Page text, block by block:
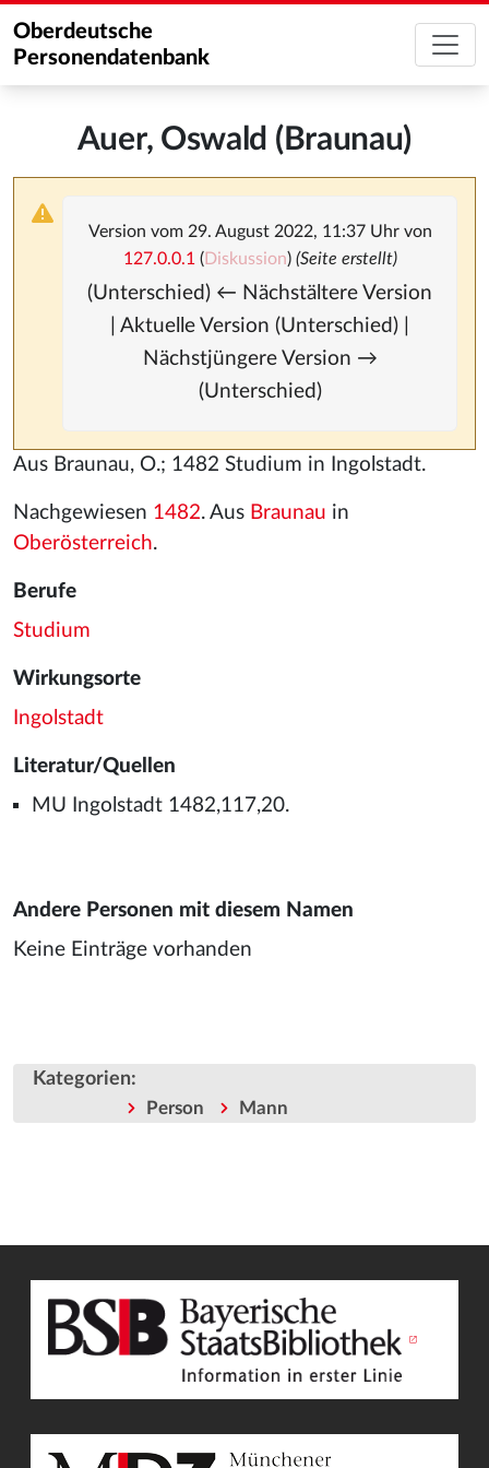
Oberdeutsche
Personendatenbank
Auer, Oswald (Braunau)
Version vom 29. August 2022, 11:37 Uhr von
127.0.0.1 (Diskussion) (Seite erstellt)
(Unterschied) ← Nächstältere Version
| Aktuelle Version (Unterschied) |
Nächstjüngere Version →
(Unterschied)
Aus Braunau, O.; 1482 Studium in Ingolstadt.
Nachgewiesen 1482. Aus Braunau in
Oberösterreich.
Berufe
Studium
Wirkungsorte
Ingolstadt
Literatur/Quellen
MU Ingolstadt 1482,117,20.
Andere Personen mit diesem Namen
Keine Einträge vorhanden
Kategorien:
Person Mann